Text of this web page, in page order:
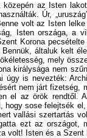
az Isten
Úr,
volt az Isten
Isten országa, a
Korona
általuk kelt
mely
királysága nem
is nevezték:
nem járt
el az örök rendtől.
hogy sose felejtsék
vallási szertartás
ezt az
volt! Isten és a Szent